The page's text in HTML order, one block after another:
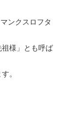
ンクスロフタ
様」とも呼ば
。